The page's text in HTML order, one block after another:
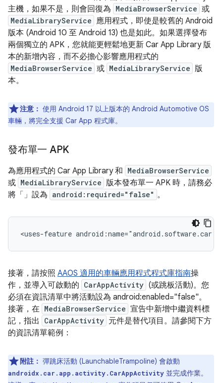
主機，如果不是，則會回復為 MediaBrowserService 或
MediaLibraryService 應用程式，即使是較舊的 Android
版本 (Android 10 至 Android 13) 也是如此。如果選擇發布
兩個獨立的 APK，您就能更輕鬆地更新 Car App Library 版
本的新增內容，而不必擔心影響應用程式的
MediaBrowserService 或 MediaLibraryService 版
本。
注意： 使用 Android 17 以上版本的 Android Automotive OS
車輛，將完全支援 Car App 程式庫。
發布單一 APK
為應用程式的 Car App Library 和 MediaBrowserService
或 MediaLibraryService 版本發布單一 APK 時，請務必
將「 」設為 android:required="false" 。
<uses-feature
接著，請按照 AAOS 適用的車輛應用程式程式庫指南操
作，並導入可啟動的 CarAppActivity (或跳板活動)。您
必須在資訊清單中將活動設為 android:enabled="false"。
接著，在 MediaBrowserService 宣告中新增中繼資料標
記，指出
CarAppActivity 元件是替代項目。請參閱下方
的資訊清單範例：
附註： 彈跳床活動 (LaunchableTrampoline) 會啟動
androidx.car.app.activity.CarAppActivity 並完成作業。